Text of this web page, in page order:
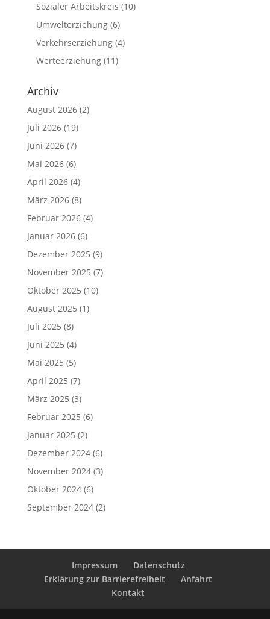
Sozialer Arbeitskreis (10)
Umwelterziehung(6)
Verkehrserziehung(4)
Werteerziehung(11)
Archiv
August 2026(2)
Juli 2026(19)
Juni 2026(7)
Mai 2026(6)
April 2026(4)
März 2026(8)
Februar 2026(4)
Januar 2026(6)
Dezember 2025 (9)
November 2025 (7)
Oktober 2025 (10)
August 2025 (1)
Juli 2025 (8)
Juni 2025 (4)
Mai 2025 (5)
April 2025 (7)
März 2025 (3)
Februar 2025 (6)
Januar 2025 (2)
Dezember 2024(6)
November 2024(3)
Oktober 2024(6)
September 2024(2)
Impressum
Datenschutz
Erklärung zur Barrierefreiheit
Anfahrt
Kontakt